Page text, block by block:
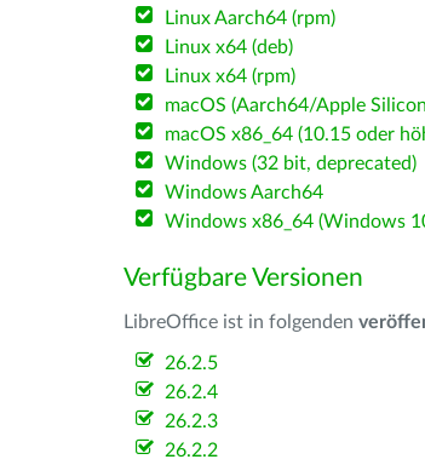
Linux Aarch64 (rpm)
Linux x64 (deb)
Linux x64 (rpm)
macOS (Aarch64/Apple
macOS x86_64 (10.15 oder
Windows (32 bit, deprecated)
Windows Aarch64
Windows x86_64 (Windows
Verfügbare Versionen
LibreOffice ist in folgenden
26.2.5
26.2.4
26.2.3
26.2.2